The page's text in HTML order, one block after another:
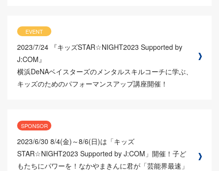
EVENT
2023/7/24 『キッズSTAR☆NIGHT2023 Supported by
J:COM』
横浜DeNAベイスターズのメンタルスキルコーチに学ぶ、
キッズのためのパフォーマンスアップ講座開催！
SPONSOR
2023/6/30 8/4(金)～8/6(日)は「キッズ
STAR☆NIGHT2023 Supported by J:COM」開催！子ど
もたちにパワーを！なかやまきんに君が「芸能界最速」